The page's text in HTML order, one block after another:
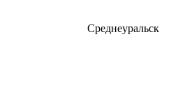
Среднеуральск